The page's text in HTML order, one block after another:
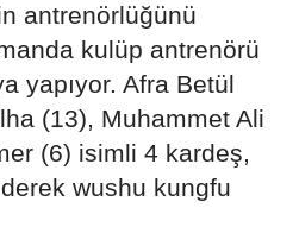
antrenörlüğünü
kulüp antrenörü
yapıyor. Afra Betül
(13), Muhammet Ali
(6) isimli 4 kardeş,
wushu kungfu